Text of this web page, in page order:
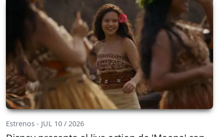
Estrenos - JUL 10 / 2026